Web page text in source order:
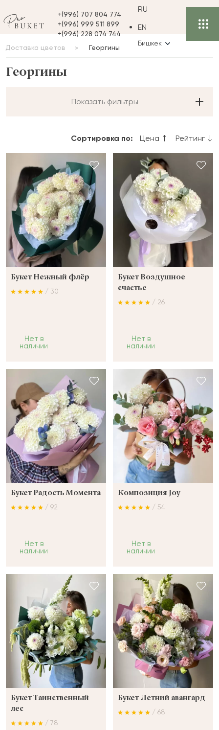
+(996) 707 804 774
+(996) 999 511 899
+(996) 228 074 744
RU
EN
Бишкек
Доставка цветов Георгины
Георгины
Показать фильтры
Сортировка по: Цена Рейтинг
Букет Нежный флёр
/ 30
Нет в
наличии
Букет Воздушное
счастье
/ 26
Нет в
наличии
Букет Радость Момента
/ 92
Нет в
наличии
Композиция Joy
/ 54
Нет в
наличии
Букет Таинственный
лес
/ 78
Букет Летний авангард
/ 68